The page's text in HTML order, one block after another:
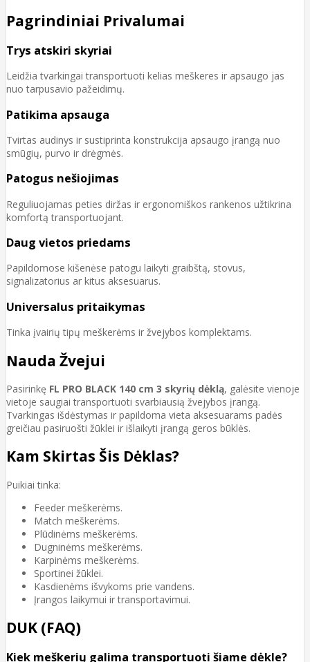
Pagrindiniai Privalumai
Trys atskiri skyriai
Leidžia tvarkingai transportuoti kelias meškeres ir apsaugo jas
nuo tarpusavio pažeidimų.
Patikima apsauga
Tvirtas audinys ir sustiprinta konstrukcija apsaugo įrangą nuo
smūgių, purvo ir drėgmės.
Patogus nešiojimas
Reguliuojamas peties diržas ir ergonomiškos rankenos užtikrina
komfortą transportuojant.
Daug vietos priedams
Papildomose kišenėse patogu laikyti graibštą, stovus,
signalizatorius ar kitus aksesuarus.
Universalus pritaikymas
Tinka įvairių tipų meškerėms ir žvejybos komplektams.
Nauda Žvejui
Pasirinkę FL PRO BLACK 140 cm 3 skyrių dėklą, galėsite vienoje
vietoje saugiai transportuoti svarbiausią žvejybos įrangą.
Tvarkingas išdėstymas ir papildoma vieta aksesuarams padės
greičiau pasiruošti žūklei ir išlaikyti įrangą geros būklės.
Kam Skirtas Šis Dėklas?
Puikiai tinka:
Feeder meškerėms.
Match meškerėms.
Plūdinėms meškerėms.
Dugninėms meškerėms.
Karpinėms meškerėms.
Sportinei žūklei.
Kasdienėms išvykoms prie vandens.
Įrangos laikymui ir transportavimui.
DUK (FAQ)
Kiek meškerių galima transportuoti šiame dėkle?